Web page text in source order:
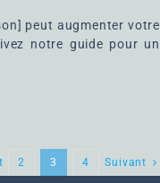
peut augmenter votre
notre guide pour un
2 3 4 Suivant